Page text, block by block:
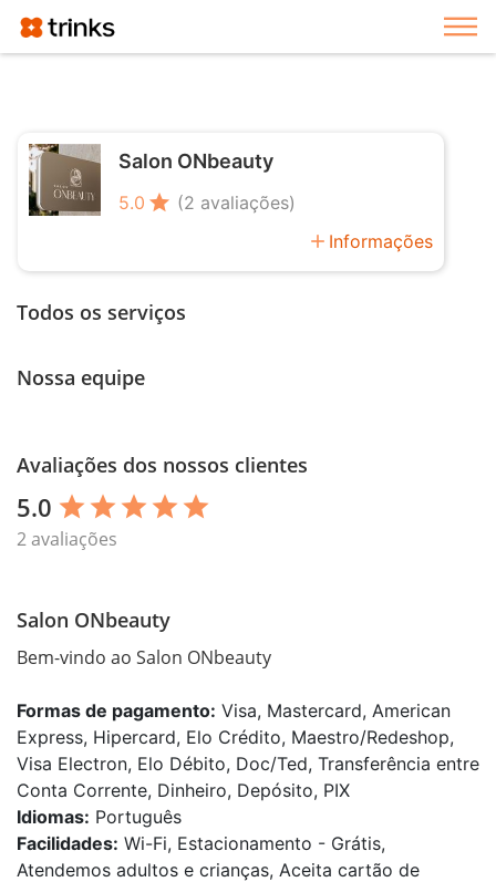
Salon ONbeauty
5.0 star (2 avaliações)
add Informações
Todos os serviços
Nossa equipe
Avaliações dos nossos clientes
5.0 star star star star star
2 avaliações
Salon ONbeauty
Bem-vindo ao Salon ONbeauty
Formas de pagamento: Visa, Mastercard, American
Express, Hipercard, Elo Crédito, Maestro/Redeshop,
Visa Electron, Elo Débito, Doc/Ted, Transferência entre
Conta Corrente, Dinheiro, Depósito, PIX
Idiomas: Português
Facilidades: Wi-Fi, Estacionamento - Grátis,
Atendemos adultos e crianças, Aceita cartão de